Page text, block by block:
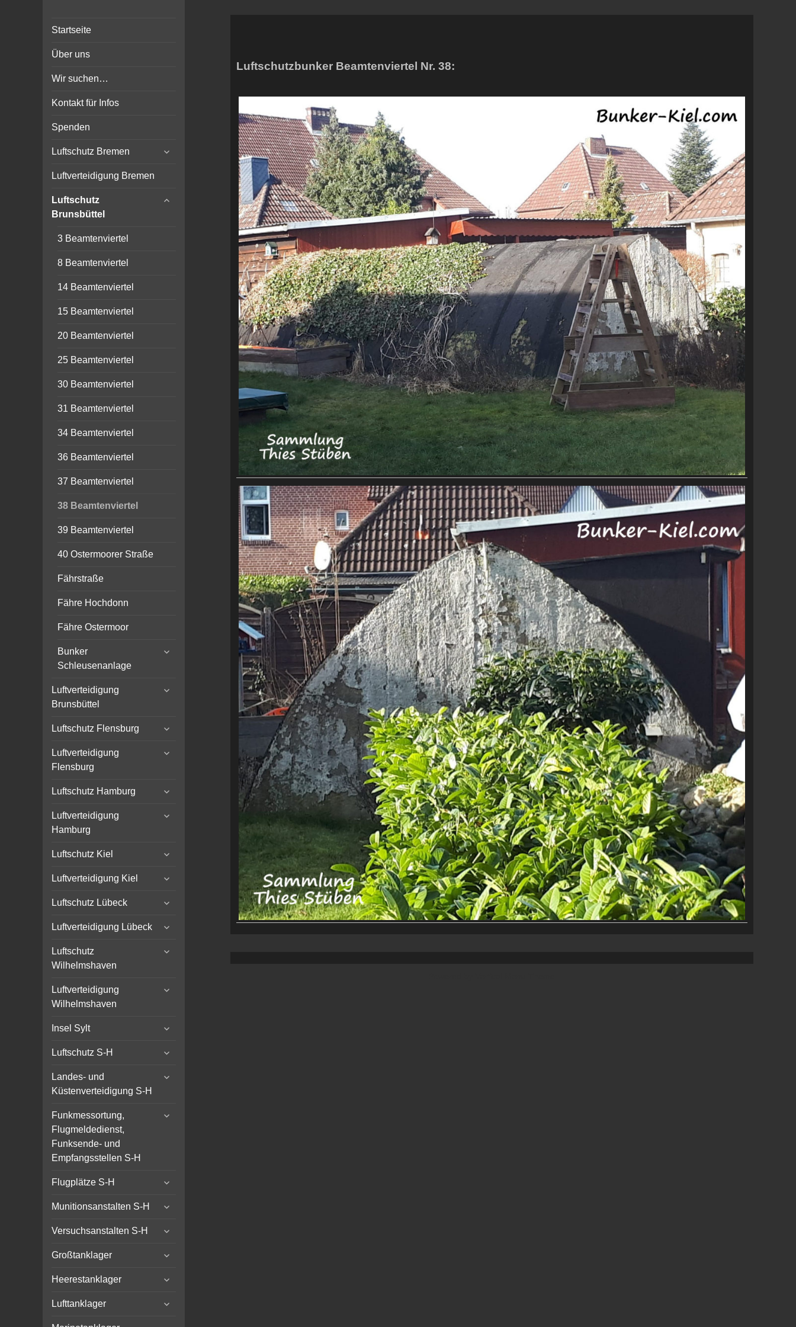
Bunker-Kiel.com
Wilhelmshaven Flensburg
Rendsburg Luftschutz Stollen
Startseite
Über uns
Wir suchen…
Kontakt für Infos
Spenden
Luftschutz Bremen
expand
Luftverteidigung Bremen
Luftschutz
Brunsbüttel
expand
3 Beamtenviertel
8 Beamtenviertel
14 Beamtenviertel
15 Beamtenviertel
20 Beamtenviertel
25 Beamtenviertel
30 Beamtenviertel
31 Beamtenviertel
34 Beamtenviertel
36 Beamtenviertel
37 Beamtenviertel
38 Beamtenviertel
39 Beamtenviertel
40 Ostermoorer Straße
Fährstraße
Fähre Hochdonn
Fähre Ostermoor
Bunker
Schleusenanlage
expand
Luftverteidigung
Brunsbüttel
expand
Luftschutz Flensburg
expand
menu
Luftverteidigung
Flensburg
expand
Luftschutz Hamburg
expand
menu
Luftverteidigung
Hamburg
expand
Luftschutz Kiel
expand
menu
Luftverteidigung Kiel
expand
menu
Luftschutz Lübeck
expand
menu
Luftverteidigung Lübeck
expand
menu
Luftschutz
Wilhelmshaven
expand
Luftverteidigung
Wilhelmshaven
expand
Insel Sylt
expand
menu
Luftschutz S-H
expand
menu
Landes- und
Küstenverteidigung S-H
expand
Funkmessortung,
Flugmeldedienst,
Funksende- und
Empfangsstellen S-H
expand
Flugplätze S-H
expand
menu
Munitionsanstalten S-H
expand
menu
Versuchsanstalten S-H
expand
menu
Großtanklager
expand
menu
Heerestanklager
expand
menu
Lufttanklager
expand
Luftschutzbunker Beamtenviertel Nr. 38: